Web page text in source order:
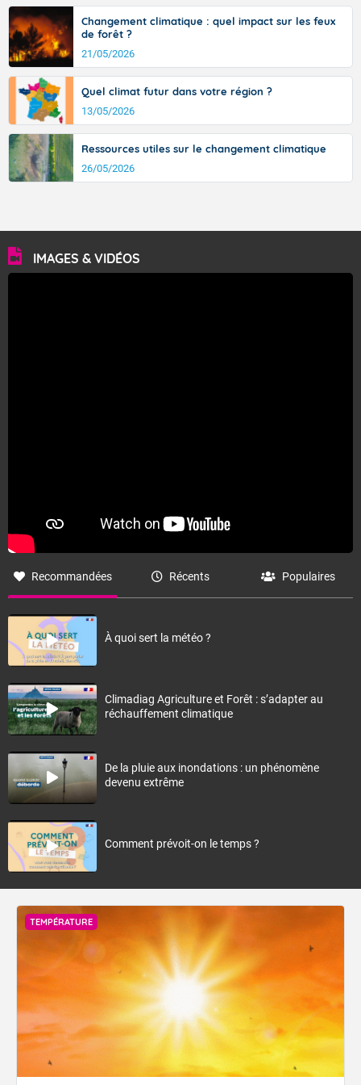
Changement climatique : quel impact sur les feux
de forêt ?
21/05/2026
Quel climat futur dans votre région ?
13/05/2026
Ressources utiles sur le changement climatique
26/05/2026
IMAGES & VIDÉOS
Recommandées Récents Populaires
À quoi sert la météo ?
Climadiag Agriculture et Forêt : s’adapter au
réchauffement climatique
De la pluie aux inondations : un phénomène
devenu extrême
Comment prévoit-on le temps ?
TEMPÉRATURE